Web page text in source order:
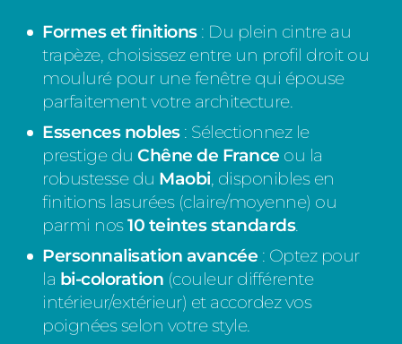
Formes et finitions: Du plein cintre au
trapèze, choisissez entre un profil droit ou
mouluré pour une fenêtre qui épouse
parfaitement votre architecture.
Essences nobles: Sélectionnez le
prestige du Chêne de France ou la
robustesse du Maobi, disponibles en
finitions lasurées (claire/moyenne) ou
parmi nos10 teintes standards.
Personnalisation avancée : Optez pour
la bi-coloration (couleur différente
intérieur/extérieur) et accordez vos
poignées selon votre style.